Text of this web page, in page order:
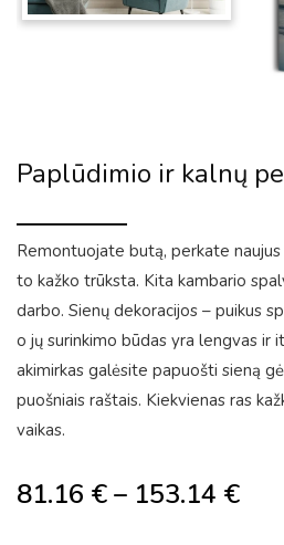
Paplūdimio ir kalnų
Remontuojate butą, perkate
to kažko trūksta. Kita kambario
darbo. Sienų dekoracijos – puikus
o jų surinkimo būdas yra lengvas ir
akimirkas galėsite papuošti sieną
puošniais raštais. Kiekvienas ras
vaikas.
81.16 €– 153.14 €